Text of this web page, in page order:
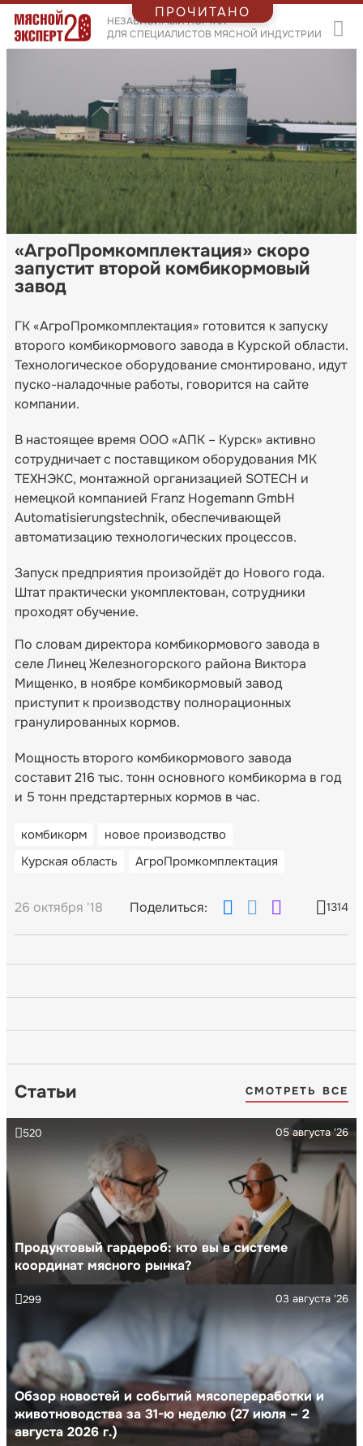
НЕЗАВИСИМЫЙ ПОРТАЛ
ДЛЯ СПЕЦИАЛИСТОВ МЯСНОЙ ИНДУСТРИИ
«АгроПромкомплектация» скоро
запустит второй комбикормовый
завод
ГК «АгроПромкомплектация» готовится к запуску
второго комбикормового завода в Курской области.
Технологическое оборудование смонтировано, идут
пуско-наладочные работы, говорится на сайте
компании.
В настоящее время ООО «АПК – Курск» активно
сотрудничает с поставщиком оборудования МК
ТЕХНЭКС, монтажной организацией SOTECH и
немецкой компанией Franz Hogemann GmbH
Automatisierungstechnik, обеспечивающей
автоматизацию технологических процессов.
Запуск предприятия произойдёт до Нового года.
Штат практически укомплектован, сотрудники
проходят обучение.
По словам директора комбикормового завода в
селе Линец Железногорского района Виктора
Мищенко, в ноябре комбикормовый завод
приступит к производству полнорационных
гранулированных кормов.
Мощность второго комбикормового завода
составит 216 тыс. тонн основного комбикорма в год
и 5 тонн предстартерных кормов в час.
комбикорм
новое производство
Курская область
АгроПромкомплектация
26 октября '18 Поделиться: 1314
Статьи СМОТРЕТЬ ВСЕ
Продуктовый гардероб: кто вы в системе
координат мясного рынка?
05 августа '26
520
Обзор новостей и событий мясопереработки и
животноводства за 31-ю неделю (27 июля – 2
августа 2026 г.)
03 августа '26
299
ПРОЧИТАНО